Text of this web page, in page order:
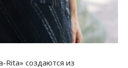
Rita» создаются из